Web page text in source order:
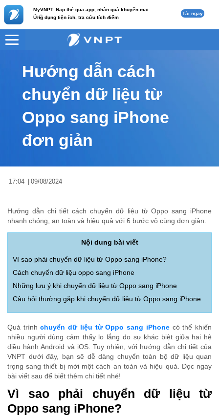
MyVNPT: Nạp thẻ qua app, nhận quà khuyến mại
Ứng dụng tiện ích, tra cứu tích điểm
c Tải ngay
VNPT Nội dung tin
Hướng dẫn cách
chuyển dữ liệu từ
Oppo sang iPhone
đơn giản
17:04 09/08/2024
Hướng dẫn chi tiết cách chuyển dữ liệu từ Oppo sang iPhone
nhanh chóng, an toàn và hiệu quả với 6 bước vô cùng đơn giản.
Nội dung bài viết
Vì sao phải chuyển dữ liệu từ Oppo sang iPhone?
Cách chuyển dữ liệu oppo sang iPhone
Những lưu ý khi chuyển dữ liệu từ Oppo sang iPhone
Câu hỏi thường gặp khi chuyển dữ liệu từ Oppo sang iPhone
Quá trìnhchuyển dữ liệu từ Oppo sang iPhone có thể khiến
nhiều người dùng cảm thấy lo lắng do sự khác biệt giữa hai hệ
điều hành Android và iOS. Tuy nhiên, với hướng dẫn chi tiết của
VNPT dưới đây, bạn sẽ dễ dàng chuyển toàn bộ dữ liệu quan
trọng sang thiết bị mới một cách an toàn và hiệu quả. Đọc ngay
bài viết sau để biết thêm chi tiết nhé!
Vì sao phải chuyển dữ liệu từ
Oppo sang iPhone?